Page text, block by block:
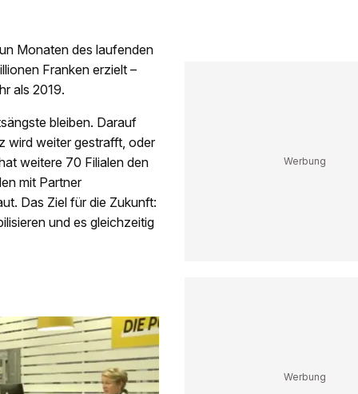
Monaten des laufenden
Franken erzielt –
als 2019.
bleiben. Darauf
wird weiter gestrafft, oder
weitere 70 Filialen den
mit Partner
Das Ziel für die Zukunft:
und es gleichzeitig